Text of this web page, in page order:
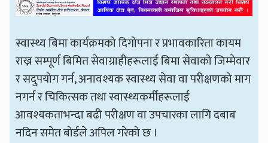
स्वास्थ्य बिमा कार्यक्रमको दिगोपना र प्रभावकारिता कायम
राख्न सम्पूर्ण बिमित सेवाग्राहीहरूलाई बिमा सेवाको जिम्मेवार
र सदुपयोग गर्न, अनावश्यक स्वास्थ्य सेवा वा परीक्षणको माग
नगर्न र चिकित्सक तथा स्वास्थ्यकर्मीहरूलाई
आवश्यकताभन्दा बढी परीक्षण वा उपचारका लागि दबाब
नदिन समेत बोर्डले अपिल गरेको छ ।